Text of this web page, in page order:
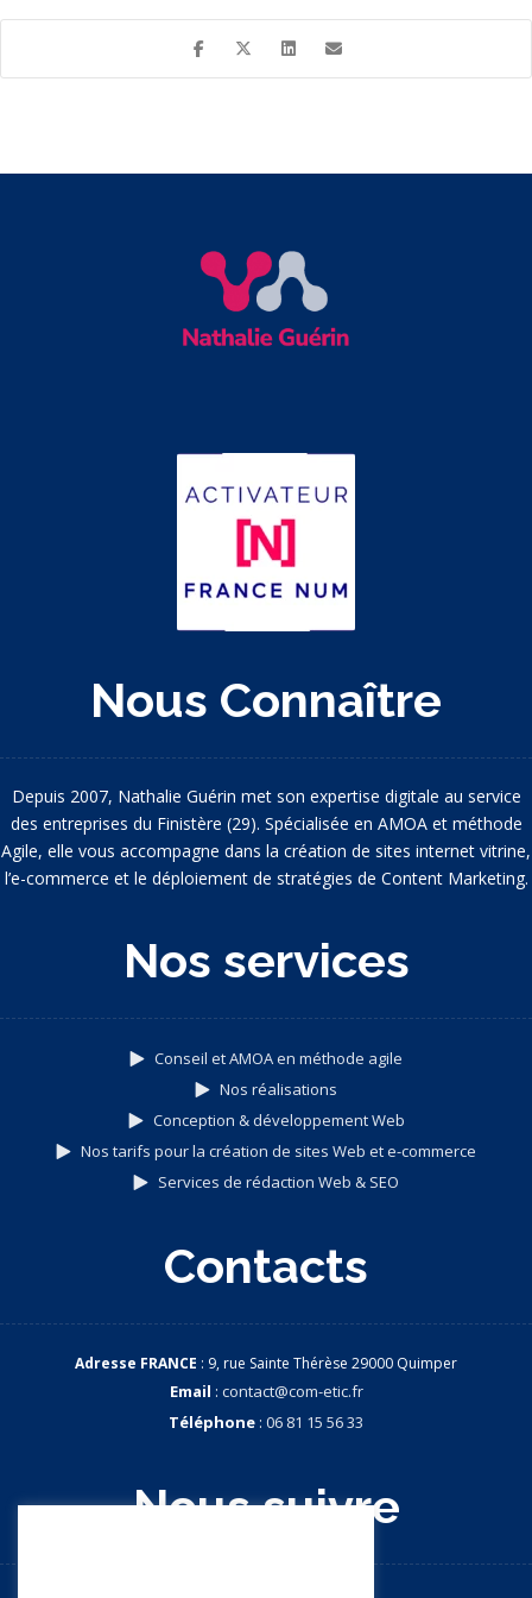
Nous Connaître
Depuis 2007, Nathalie Guérin met son expertise digitale au service
des entreprises du Finistère (29). Spécialisée en AMOA et méthode
Agile, elle vous accompagne dans la création de sites internet vitrine,
l’e-commerce et le déploiement de stratégies de Content Marketing.
Nos services
Conseil et AMOA en méthode agile
Nos réalisations
Conception & développement Web
Nos tarifs pour la création de sites Web et e-commerce
Services de rédaction Web & SEO
Contacts
Adresse FRANCE : 9, rue Sainte Thérèse 29000 Quimper
Email : contact@com-etic.fr
Téléphone : 06 81 15 56 33
Nous suivre